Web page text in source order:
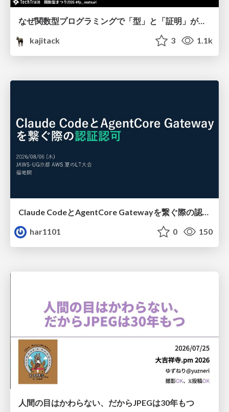
なぜ関数型プログラミングで「型」と「証明」が語られるのか #fp_matsuri
kajitack
3 1.1k
har1101
0 150
人間の目はかわらない、だからJPEGは30年もつ